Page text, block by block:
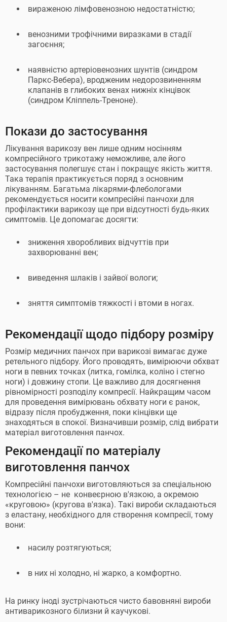
вираженою лімфовенозною недостатністю;
венозними трофічними виразками в стадії
загоєння;
наявністю артеріовенозних шунтів (синдром
Паркс-Вебера), вродженим недорозвиненням
клапанів в глибоких венах нижніх кінцівок
(синдром Кліппель-Треноне).
Покази до застосування
Лікування варикозу вен лише одним носінням
компресійного трикотажу неможливе, але його
застосування полегшує стан і покращує якість життя.
Така терапія практикується поряд з основним
лікуванням. Багатьма лікарями-флебологами
рекомендується носити компресійні панчохи для
профілактики варикозу ще при відсутності будь-яких
симптомів. Це допомагає досягти:
зниження хворобливих відчуттів при
захворюванні вен;
виведення шлаків і зайвої вологи;
зняття симптомів тяжкості і втоми в ногах.
Рекомендації щодо підбору розміру
Розмір медичних панчох при варикозі вимагає дуже
ретельного підбору. Його проводять, вимірюючи обхват
ноги в певних точках (литка, гомілка, коліно і стегно
ноги) і довжину стопи. Це важливо для досягнення
рівномірності розподілу компресії. Найкращим часом
для проведення вимірювань обхвату ноги є ранок,
відразу після пробудження, поки кінцівки ще
знаходяться в спокої. Визначивши розмір, слід вибрати
матеріал виготовлення панчох.
Рекомендації по матеріалу
виготовлення панчох
Компресійні панчохи виготовляються за спеціальною
технологією – не конвеєрною в'язкою, а окремою
«круговою» (кругова в'язка). Такі вироби складаються
з еластану, необхідного для створення компресії, тому
вони:
насилу розтягуються;
в них ні холодно, ні жарко, а комфортно.
На ринку іноді зустрічаються чисто бавовняні вироби
антиварикозного білизни й каучукові.